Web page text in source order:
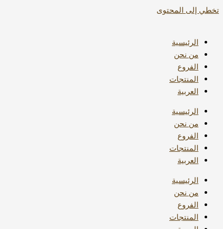
تخطي إلى المحتوى
الرئيسية
من نحن
الفروع
المنتجات
العربية
الرئيسية
من نحن
الفروع
المنتجات
العربية
الرئيسية
من نحن
الفروع
المنتجات